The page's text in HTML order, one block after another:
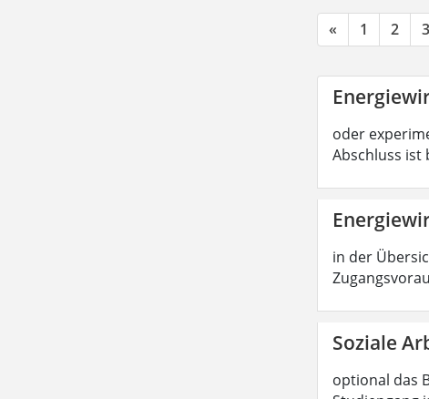
« 1 2 3
oder
Abschluss ist
in der
Soziale
optional das